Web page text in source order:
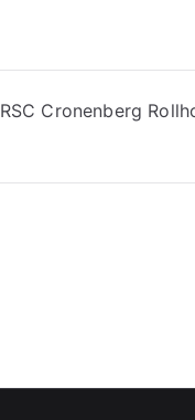
RSC Cronenberg